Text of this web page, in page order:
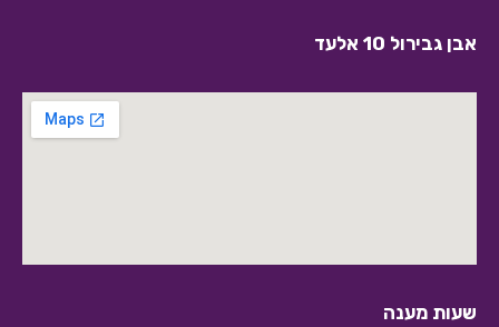
אבן גבירול 10 אלעד
שעות מענה